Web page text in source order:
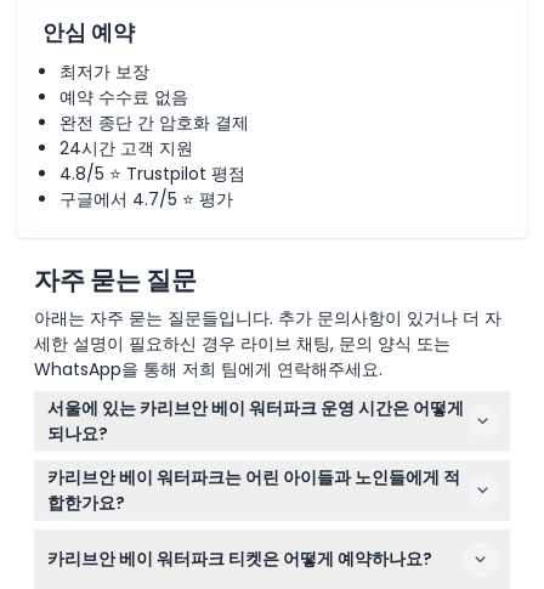
취소 정책
안심 예약
최저가 보장
예약 수수료 없음
완전 종단 간 암호화 결제
24시간 고객 지원
4.8/5 ⭐ Trustpilot 평점
구글에서 4.7/5 ⭐ 평가
자주 묻는 질문
아래는 자주 묻는 질문들입니다. 추가 문의사항이 있거나 더 자
세한 설명이 필요하신 경우 라이브 채팅, 문의 양식 또는
WhatsApp을 통해 저희 팀에게 연락해주세요.
서울에 있는 카리브안 베이 워터파크 운영 시간은 어떻게
되나요?
카리브안 베이 워터파크는 일반적으로 매일 오전 10시부터
오후 5시까지 운영되지만, 여름 같은 성수기에는 운영 시간
이 오후 11시까지 연장될 수 있습니다. 방문 전 최신 일정을
에 확인 권장).
카리브안 베이 워터파크는 어린 아이들과 노인들에게 적
합한가요?
린이와 노인은 안전을 위해 항상 성인의 동반이 필요합니
카리브안 베이 워터파크 티켓은 어떻게 예약하나요?